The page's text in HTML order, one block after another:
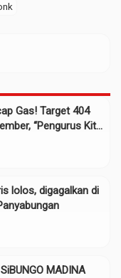
Gas! Target 404
“Pengurus Kita
lolos, digagalkan di
MADINA